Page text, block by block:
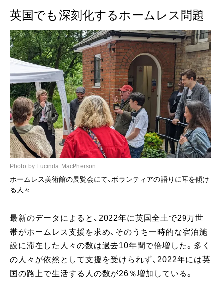
英国でも深刻化するホームレス問題
Photo by Lucinda MacPherson
ホームレス美術館の展覧会にて、ボランティアの語りに耳を傾け
る人々
最新のデータによると、2022年に英国全土で29万世
帯がホームレス支援を求め、そのうち一時的な宿泊施
設に滞在した人々の数は過去10年間で倍増した。多く
の人々が依然として支援を受けられず、2022年には英
国の路上で生活する人の数が26％増加している。